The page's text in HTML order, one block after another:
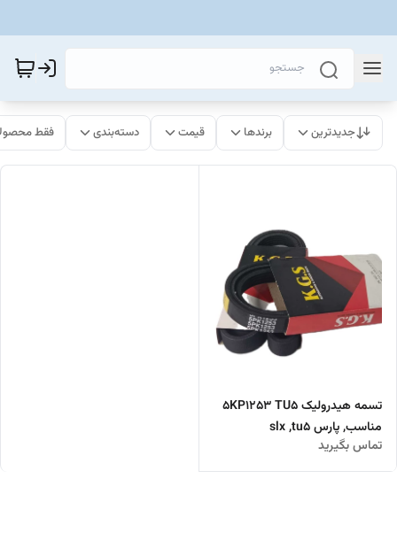
جدیدترین برندها قیمت دسته‌بندی فقط
تسمه هیدرولیک 5KP1253 TU5
مناسب, پارس slx ,tu5
تماس بگیرید